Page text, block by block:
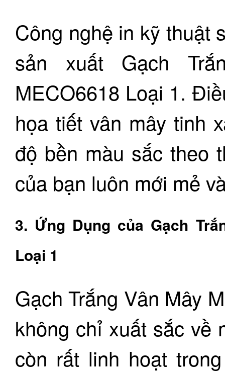
Công nghệ in kỹ thuật
sản xuất Gạch
MECO6618 Loại 1.
họa tiết vân mây tinh
độ bền màu sắc theo
của bạn luôn mới mẻ
3. Ứng Dụng của Gạch
Loại 1
Gạch Trắng Vân Mây
không chỉ xuất sắc về
còn rất linh hoạt